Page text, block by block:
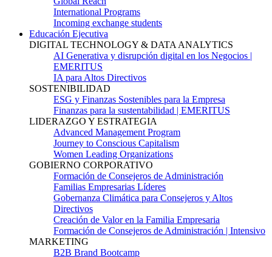
International Programs
Incoming exchange students
Educación Ejecutiva
DIGITAL TECHNOLOGY & DATA ANALYTICS
AI Generativa y disrupción digital en los Negocios |
EMERITUS
IA para Altos Directivos
SOSTENIBILIDAD
ESG y Finanzas Sostenibles para la Empresa
Finanzas para la sustentabilidad | EMERITUS
LIDERAZGO Y ESTRATEGIA
Advanced Management Program
Journey to Conscious Capitalism
Women Leading Organizations
GOBIERNO CORPORATIVO
Formación de Consejeros de Administración
Familias Empresarias Líderes
Gobernanza Climática para Consejeros y Altos
Directivos
Creación de Valor en la Familia Empresaria
Formación de Consejeros de Administración | Intensivo
MARKETING
B2B Brand Bootcamp